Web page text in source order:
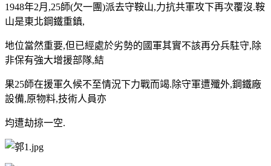
1948年2月,25師(欠一團)派去守鞍山,力抗共軍攻下再次覆沒.鞍
山是東北鋼鐵重鎮,
地位當然重要,但已經處於劣勢的國軍其實不該再分兵駐守,除
非保有強大增援部隊,結
果25師在援軍久候不至情況下力戰而竭.除守軍遭殲外,鋼鐵廠
設備,原物料,技術人員亦
均遭劫掠一空.